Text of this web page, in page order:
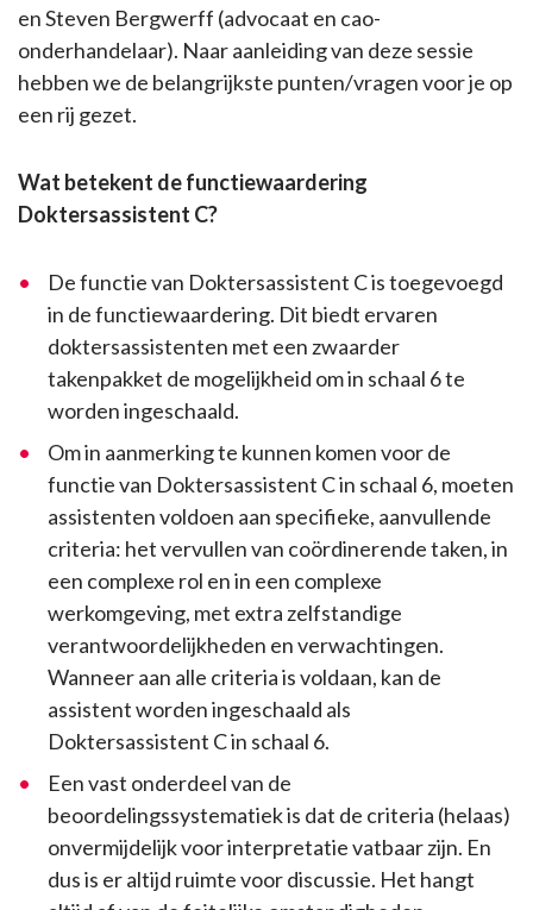
en Steven Bergwerff (advocaat en cao-
onderhandelaar). Naar aanleiding van deze sessie
hebben we de belangrijkste punten/vragen voor je op
een rij gezet.
Wat betekent de functiewaardering
Doktersassistent C?
De functie van Doktersassistent C is toegevoegd
in de functiewaardering. Dit biedt ervaren
doktersassistenten met een zwaarder
takenpakket de mogelijkheid om in schaal 6 te
worden ingeschaald.
Om in aanmerking te kunnen komen voor de
functie van Doktersassistent C in schaal 6, moeten
assistenten voldoen aan specifieke, aanvullende
criteria: het vervullen van coördinerende taken, in
een complexe rol en in een complexe
werkomgeving, met extra zelfstandige
verantwoordelijkheden en verwachtingen.
Wanneer aan alle criteria is voldaan, kan de
assistent worden ingeschaald als
Doktersassistent C in schaal 6.
Een vast onderdeel van de
beoordelingssystematiek is dat de criteria (helaas)
onvermijdelijk voor interpretatie vatbaar zijn. En
dus is er altijd ruimte voor discussie. Het hangt